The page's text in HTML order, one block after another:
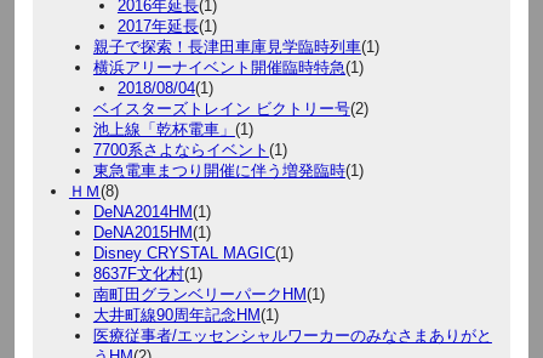
2016年延長(1)
2017年延長(1)
親子で探索！長津田車庫見学臨時列車(1)
横浜アリーナイベント開催臨時特急(1)
2018/08/04(1)
ベイスターズトレイン ビクトリー号(2)
池上線「乾杯電車」 (1)
7700系さよならイベント (1)
東急電車まつり開催に伴う増発臨時(1)
ＨＭ(8)
DeNA2014HM(1)
DeNA2015HM(1)
Disney CRYSTAL MAGIC(1)
8637F文化村(1)
南町田グランベリーパークHM(1)
大井町線90周年記念HM(1)
医療従事者/エッセンシャルワーカーのみなさまありがと